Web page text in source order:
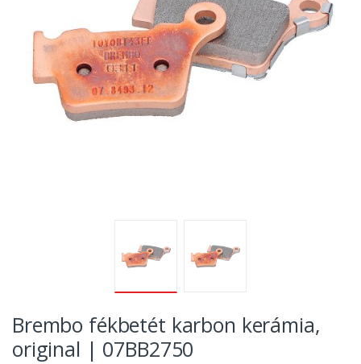
Brembo fékbetét karbon kerámia,
original | 07BB2750